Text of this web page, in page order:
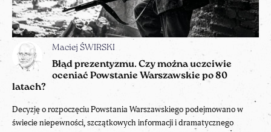
Maciej ŚWIRSKI
Błąd prezentyzmu. Czy można uczciwie
oceniać Powstanie Warszawskie po 80
latach?
Decyzję o rozpoczęciu Powstania Warszawskiego podejmowano w
świecie niepewności, szczątkowych informacji i dramatycznego